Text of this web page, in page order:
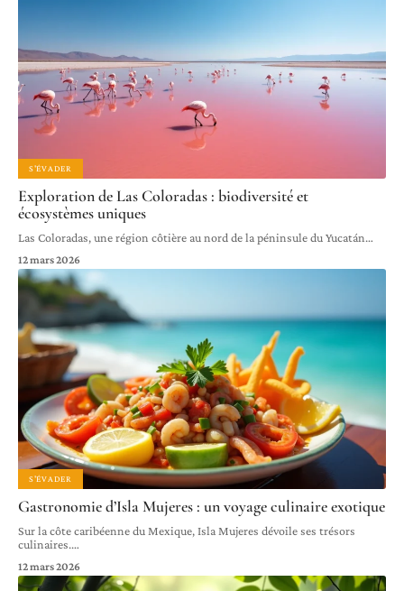
S'ÉVADER
Exploration de Las Coloradas : biodiversité et
écosystèmes uniques
Las Coloradas, une région côtière au nord de la péninsule du Yucatán…
12 mars 2026
S'ÉVADER
Gastronomie d’Isla Mujeres : un voyage culinaire exotique
Sur la côte caribéenne du Mexique, Isla Mujeres dévoile ses trésors
culinaires.…
12 mars 2026